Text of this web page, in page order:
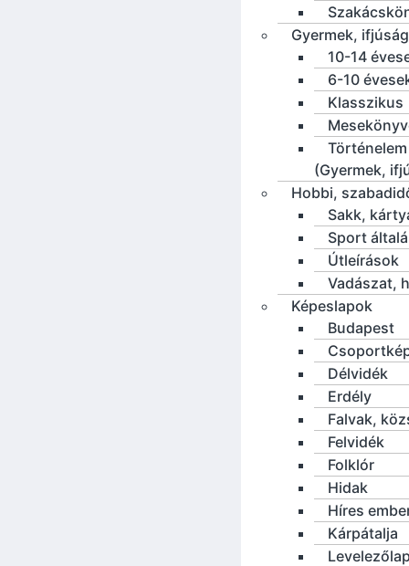
Gyermek,
10-14
6-10
Klasszikus
Történelem
(Gyermek,
Hobbi,
Sakk,
Sport
Útleírások
Vadászat,
Képeslapok
Budapest
Délvidék
Erdély
Falvak,
Felvidék
Folklór
Hidak
Híres
Kárpátalja